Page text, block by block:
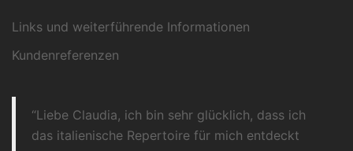
Links und weiterführende Informationen
Kundenreferenzen
Liebe Claudia, ich bin sehr glücklich, dass ich
das italienische Repertoire für mich entdeckt